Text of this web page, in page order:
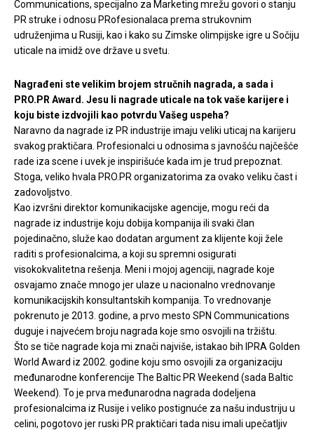
Communications, specijalno za Marketing mrežu govori o stanju
PR struke i odnosu PRofesionalaca prema strukovnim
udruženjima u Rusiji, kao i kako su Zimske olimpijske igre u Sočiju
uticale na imidž ove države u svetu.
Nagrađeni ste velikim brojem stručnih nagrada, a sada i
PRO.PR Award. Jesu li nagrade uticale na tok vaše karijere i
koju biste izdvojili kao potvrdu Vašeg uspeha?
Naravno da nagrade iz PR industrije imaju veliki uticaj na karijeru
svakog praktičara. Profesionalci u odnosima s javnošću najčešće
rade iza scene i uvek je inspirišuće kada im je trud prepoznat.
Stoga, veliko hvala PRO.PR organizatorima za ovako veliku čast i
zadovoljstvo.
Kao izvršni direktor komunikacijske agencije, mogu reći da
nagrade iz industrije koju dobija kompanija ili svaki član
pojedinačno, služe kao dodatan argument za klijente koji žele
raditi s profesionalcima, a koji su spremni osigurati
visokokvalitetna rešenja. Meni i mojoj agenciji, nagrade koje
osvajamo znače mnogo jer ulaze u nacionalno vrednovanje
komunikacijskih konsultantskih kompanija. To vrednovanje
pokrenuto je 2013. godine, a prvo mesto SPN Communications
duguje i najvećem broju nagrada koje smo osvojili na tržištu.
Što se tiče nagrade koja mi znači najviše, istakao bih IPRA Golden
World Award iz 2002. godine koju smo osvojili za organizaciju
međunarodne konferencije The Baltic PR Weekend (sada Baltic
Weekend). To je prva međunarodna nagrada dodeljena
profesionalcima iz Rusije i veliko postignuće za našu industriju u
celini, pogotovo jer ruski PR praktičari tada nisu imali upečatljiv